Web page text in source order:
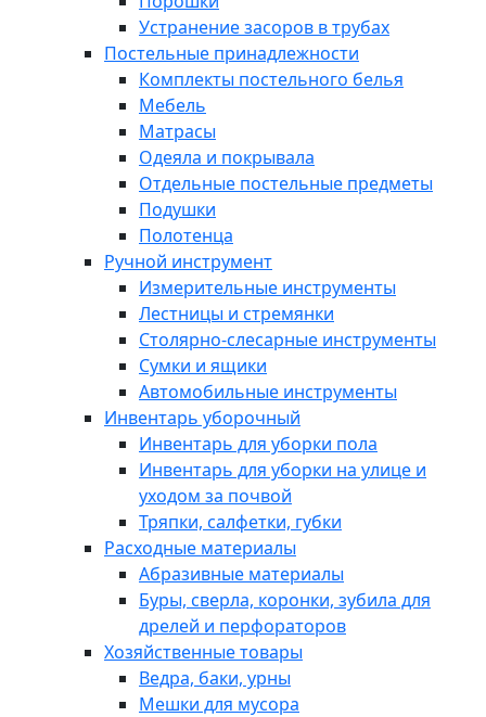
Устранение засоров в трубах
Постельные принадлежности
Комплекты постельного белья
Мебель
Матрасы
Одеяла и покрывала
Отдельные постельные предметы
Подушки
Полотенца
Ручной инструмент
Измерительные инструменты
Лестницы и стремянки
Столярно-слесарные инструменты
Сумки и ящики
Автомобильные инструменты
Инвентарь уборочный
Инвентарь для уборки пола
Инвентарь для уборки на улице и
уходом за почвой
Тряпки, салфетки, губки
Расходные материалы
Абразивные материалы
Буры, сверла, коронки, зубила для
дрелей и перфораторов
Хозяйственные товары
Ведра, баки, урны
Мешки для мусора